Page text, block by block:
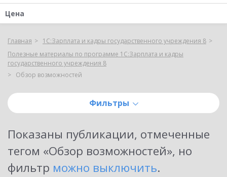
Цена
Главная
1С:Зарплата и кадры государственного учреждения 8
Полезные материалы по программе 1С:Зарплата и кадры
государственного учреждения 8
Обзор возможностей
Фильтры
Показаны публикации, отмеченные
тегом «Обзор возможностей», но
фильтр можно выключить.